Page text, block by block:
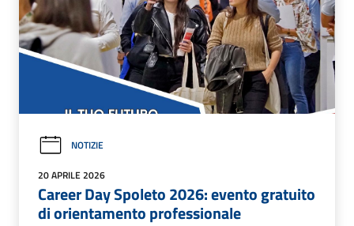
NOTIZIE
20 APRILE 2026
Career Day Spoleto 2026: evento gratuito
di orientamento professionale